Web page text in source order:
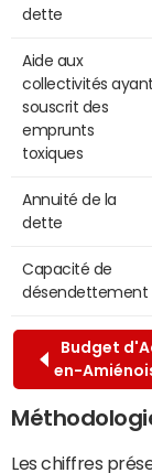
dette
Aide aux
collectivités ayant
souscrit des
emprunts
toxiques
Annuité de la
dette
Capacité de
désendettement
Budget
en-
Les chiffres